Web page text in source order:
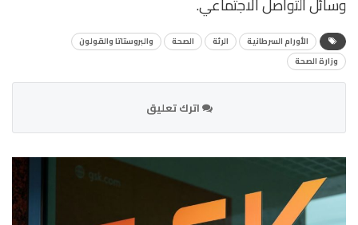
وسائل التواصل الاجتماعي.
الأورام السرطانية الرئة الصحة
والبروستاتا والقولون
وزارة الصحة
اترك تعليق